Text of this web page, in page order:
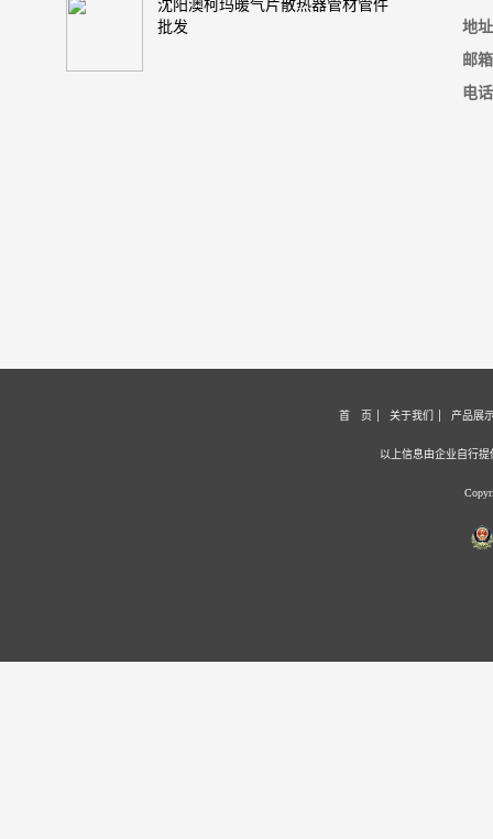
沈阳澳柯玛暖气片散热器管材管件
批发
地
邮
电
首 页 关于我们 产品展
以上信息由企业自行